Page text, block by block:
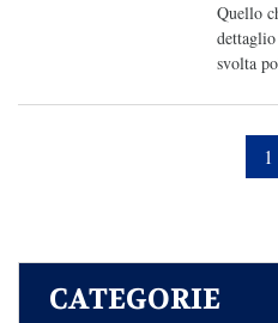
Quello
svolta
1
CATEGORIE